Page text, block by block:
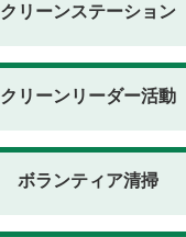
クリーンステーション
クリーンリーダー活動
ボランティア清掃